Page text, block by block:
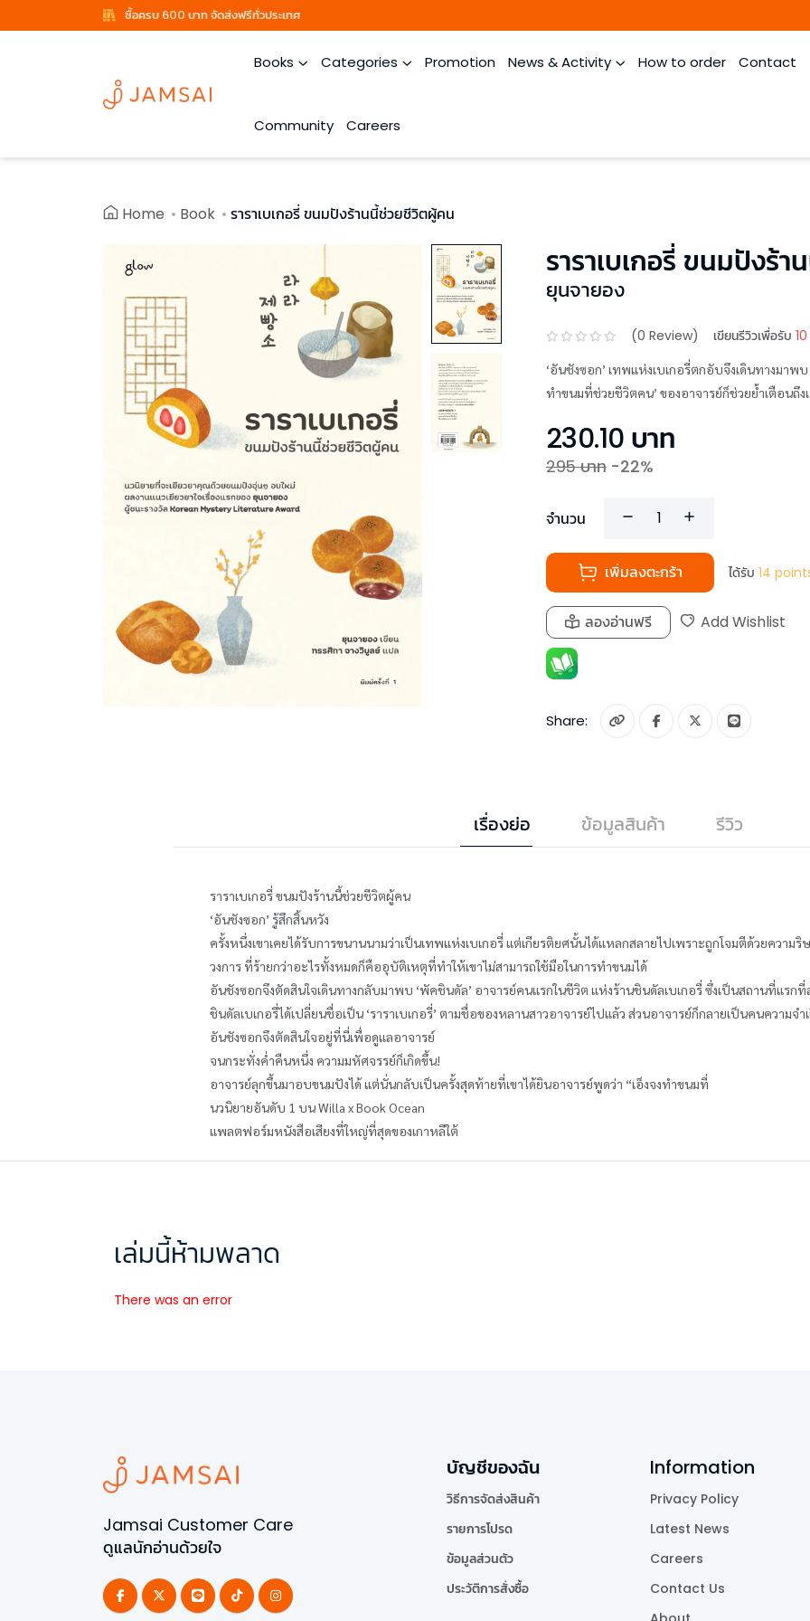
ซื้อครบ 600 บาท จัดส่งฟรีทั่วประเทศ
Books Categories Promotion News & Activity How to order Contact
Community Careers
Home Book ราราเบเกอรี่ ขนมปังร้านนี้ช่วยชีวิตผู้คน
ราราเบเกอรี่ ขนมปังร้
ยุนจายอง
(0 Review) เขียนรีวิวเพื่อรับ
‘อันชังซอก’ เทพแห่งเบเกอรี่ตกอับจึงเดินทางมาพ
ทำขนมที่ช่วยชีวิตคน’ ของอาจารย์ก็ช่วยย้ำเตือนถึ
230.10 บาท
295บาท -22%
จำนวน
เพิ่มลงตะกร้า ได้รับ 14
ลองอ่านฟรี Add Wishlist
Share:
เรื่องย่อ ข้อมูลสินค้า รีวิว
ราราเบเกอรี่ ขนมปังร้านนี้ช่วยชีวิตผู้คน
‘อันชังซอก’ รู้สึกสิ้นหวัง
ครั้งหนึ่งเขาเคยได้รับการขนานนามว่าเป็นเทพแห่งเบเกอรี่ แต่เกียรติยศนั้นได้แหลกสลายไปเพราะถูกโจมตีด้วยความ
วงการ ที่ร้ายกว่าอะไรทั้งหมดก็คืออุบัติเหตุที่ทำให้เขาไม่สามารถใช้มือในการทำขนมได้
อันชังซอกจึงตัดสินใจเดินทางกลับมาพบ ‘พัคชินดัล’ อาจารย์คนแรกในชีวิต แห่งร้านชินดัลเบเกอรี่ ซึ่งเป็นสถานที่แรก
ชินดัลเบเกอรี่ได้เปลี่ยนชื่อเป็น ‘ราราเบเกอรี่’ ตามชื่อของหลานสาวอาจารย์ไปแล้ว ส่วนอาจารย์ก็กลายเป็นคนความจ
อันชังซอกจึงตัดสินใจอยู่ที่นี่เพื่อดูแลอาจารย์
จนกระทั่งค่ำคืนหนึ่ง ความมหัศจรรย์ก็เกิดขึ้น!
อาจารย์ลุกขึ้นมาอบขนมปังได้ แต่นั่นกลับเป็นครั้งสุดท้ายที่เขาได้ยินอาจารย์พูดว่า “เอ็งจงทำขนมที่
นวนิยายอันดับ 1 บน Willa x Book Ocean
แพลตฟอร์มหนังสือเสียงที่ใหญ่ที่สุดของเกาหลีใต้
เล่มนี้ห้ามพลาด
There was an error
Jamsai Customer Care
ดูแลนักอ่านด้วยใจ
บัญชีของฉัน
วิธีการจัดส่งสินค้า
รายการโปรด
ข้อมูลส่วนตัว
ประวัติการสั่งซื้อ
Information
Privacy Policy
Latest News
Careers
Contact Us